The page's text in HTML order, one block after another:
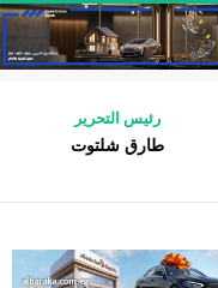
رئيس التحرير
طارق شلتوت